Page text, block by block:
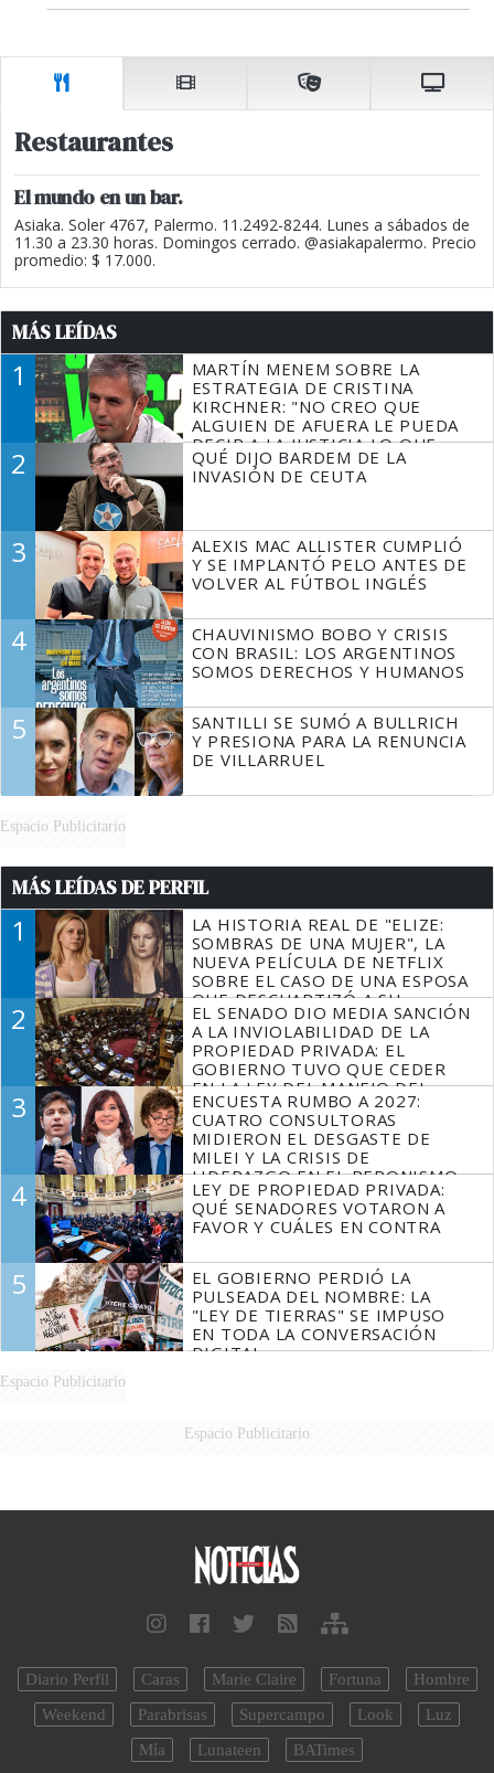
Restaurantes
El mundo en un bar.
Asiaka. Soler 4767, Palermo. 11.2492-8244. Lunes a sábados de
11.30 a 23.30 horas. Domingos cerrado. @asiakapalermo. Precio
promedio: $ 17.000.
MÁS LEÍDAS
1
MARTÍN MENEM SOBRE LA
ESTRATEGIA DE CRISTINA
KIRCHNER: "NO CREO QUE
ALGUIEN DE AFUERA LE PUEDA
DECIR A LA JUSTICIA LO QUE
TIENE QUE HACER"
2
QUÉ DIJO BARDEM DE LA
INVASIÓN DE CEUTA
3
ALEXIS MAC ALLISTER CUMPLIÓ
Y SE IMPLANTÓ PELO ANTES DE
VOLVER AL FÚTBOL INGLÉS
4
CHAUVINISMO BOBO Y CRISIS
CON BRASIL: LOS ARGENTINOS
SOMOS DERECHOS Y HUMANOS
5
SANTILLI SE SUMÓ A BULLRICH
Y PRESIONA PARA LA RENUNCIA
DE VILLARRUEL
Espacio Publicitario
MÁS LEÍDAS DE PERFIL
1
LA HISTORIA REAL DE "ELIZE:
SOMBRAS DE UNA MUJER", LA
NUEVA PELÍCULA DE NETFLIX
SOBRE EL CASO DE UNA ESPOSA
QUE DESCUARTIZÓ A SU
MARIDO
2
EL SENADO DIO MEDIA SANCIÓN
A LA INVIOLABILIDAD DE LA
PROPIEDAD PRIVADA: EL
GOBIERNO TUVO QUE CEDER
EN LA LEY DEL MANEJO DEL
FUEGO
3
ENCUESTA RUMBO A 2027:
CUATRO CONSULTORAS
MIDIERON EL DESGASTE DE
MILEI Y LA CRISIS DE
LIDERAZGO EN EL PERONISMO
4
LEY DE PROPIEDAD PRIVADA:
QUÉ SENADORES VOTARON A
FAVOR Y CUÁLES EN CONTRA
5
EL GOBIERNO PERDIÓ LA
PULSEADA DEL NOMBRE: LA
"LEY DE TIERRAS" SE IMPUSO
EN TODA LA CONVERSACIÓN
DIGITAL
Espacio Publicitario
Espacio Publicitario
Diario Perfil Caras Marie Claire Fortuna
Hombre
Weekend
Parabrisas Supercampo Look
Luz
Mía
Lunateen BATimes